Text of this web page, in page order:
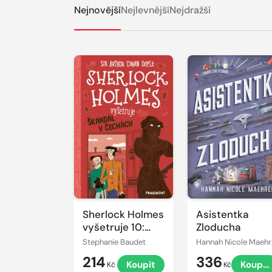
NejnovějšíNejlevnějšíNejdražší
Sherlock Holmes
vyšetruje 10:
Škandál v
Čechách
Stephanie Baudet
214 Kč Koupit
Asistentka
Zloducha
336 Kč Koupit